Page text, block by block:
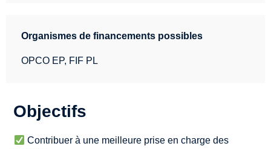
Organismes de financements possibles
OPCO EP, FIF PL
Objectifs
Contribuer à une meilleure prise en charge des